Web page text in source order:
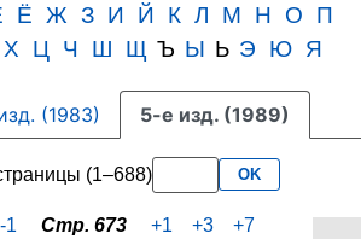
Ё Ж З И Й К Л М Н О
П
Х Ц Ч Ш Щ Ъ Ы Ь Э Ю Я
(1983) 5-е изд. (1989)
(1–688) OK
-1 Стр. 673 +1 +3 +7